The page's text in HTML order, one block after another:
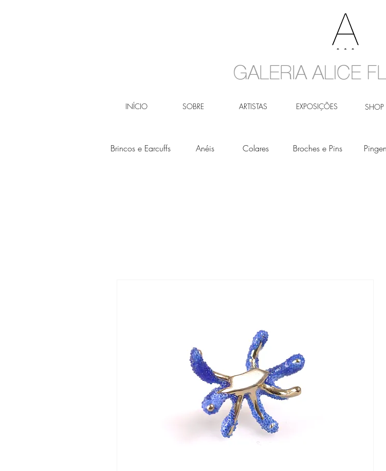
INÍCIO SOBRE ARTISTAS EXPOSIÇÕES SHOP
Brincos e Earcuffs Anéis Colares Broches e Pins